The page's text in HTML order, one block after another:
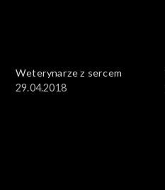
Weterynarze z sercem
29.04.2018